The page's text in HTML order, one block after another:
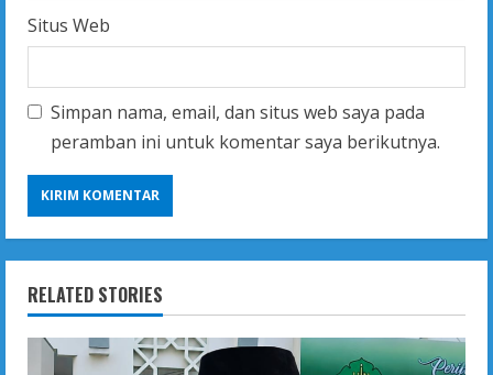
Situs Web
Simpan nama, email, dan situs web saya pada
peramban ini untuk komentar saya berikutnya.
RELATED STORIES